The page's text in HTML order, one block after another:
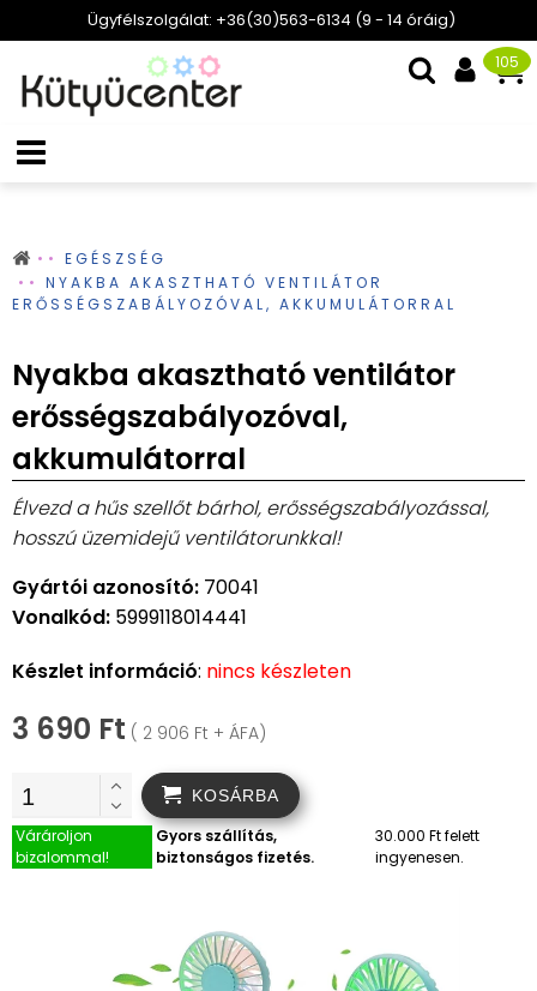
Ügyfélszolgálat: +36(30)563-6134 (9 - 14 óráig)
105
EGÉSZSÉG
NYAKBA AKASZTHATÓ VENTILÁTOR
ERŐSSÉGSZABÁLYOZÓVAL, AKKUMULÁTORRAL
Nyakba akasztható ventilátor
erősségszabályozóval,
akkumulátorral
Élvezd a hűs szellőt bárhol, erősségszabályozással,
hosszú üzemidejű ventilátorunkkal!
Gyártói azonosító: 70041
Vonalkód: 5999118014441
Készlet információ: nincs készleten
3 690 Ft ( 2 906 Ft + ÁFA)
KOSÁRBA
Várároljon
bizalommal!
Gyors szállítás,
biztonságos fizetés.
30.000 Ft felett
ingyenesen.